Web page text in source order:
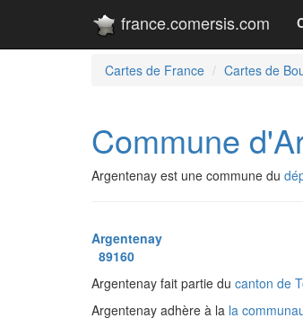
france.comersis.com
Cartes de France Cartes de
Commune
Argentenay est une commune du
Argentenay
89160
Argentenay fait partie du canton de
Argentenay adhère à la la